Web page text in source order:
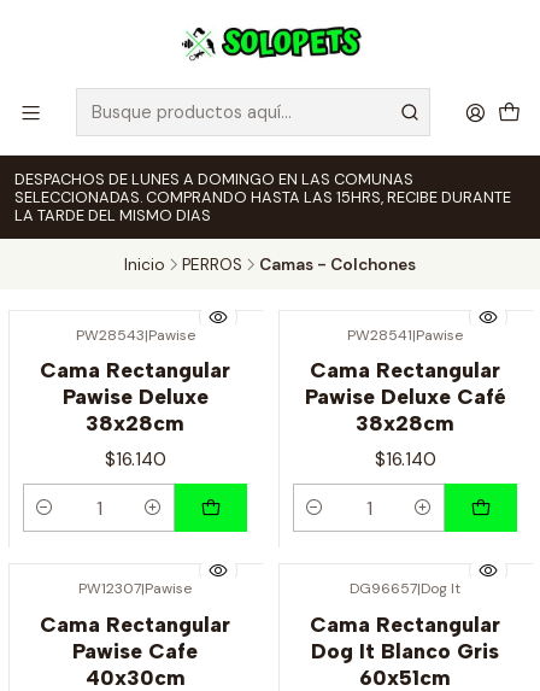
DESPACHOS DE LUNES A DOMINGO EN LAS COMUNAS
SELECCIONADAS. COMPRANDO HASTA LAS 15HRS, RECIBE DURANTE
LA TARDE DEL MISMO DIAS
Inicio PERROS Camas - Colchones
PW28543|Pawise
Cama Rectangular
Pawise Deluxe
38x28cm
$16.140
Cantidad
PW28541|Pawise
Cama Rectangular
Pawise Deluxe Café
38x28cm
$16.140
Cantidad
PW12307|Pawise
Cama Rectangular
Pawise Cafe
40x30cm
DG96657|Dog It
Cama Rectangular
Dog It Blanco Gris
60x51cm